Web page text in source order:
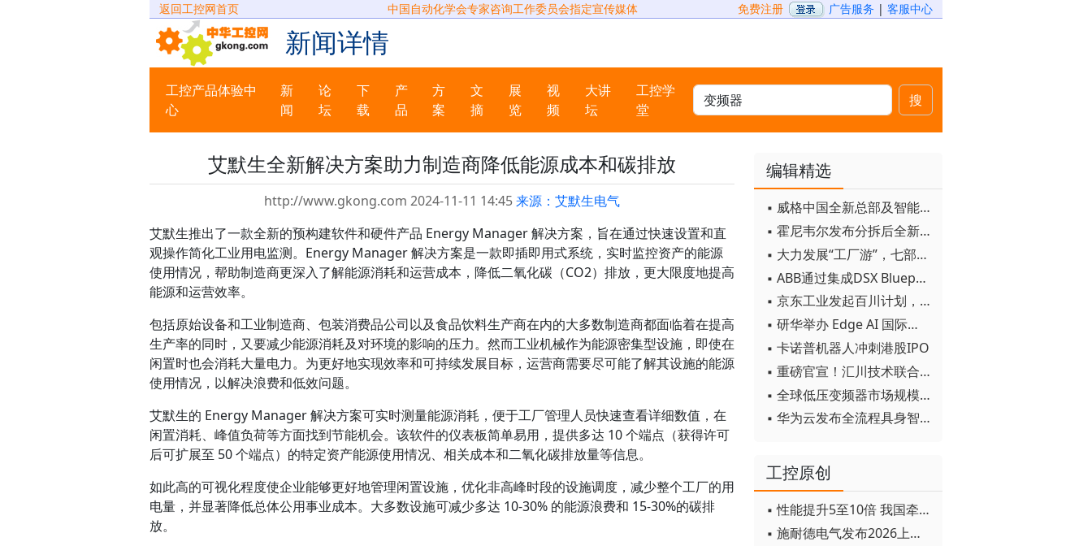
返回工控网首页 中国自动化学会专家咨询工作委员会指定宣传媒体 免费注册 广告服务 | 客服中心
新闻详情
工控产品体验中
心
新
闻
论
坛
下
载
产
品
方
案
文
摘
展
览
视
频
大讲
坛
工控学
堂
搜
艾默生全新解决方案助力制造商降低能源成本和碳排放
http://www.gkong.com 2024-11-11 14:45来源：艾默生电气
艾默生推出了一款全新的预构建软件和硬件产品 Energy Manager 解决方案，旨在通过快速设置和直
观操作简化工业用电监测。Energy Manager 解决方案是一款即插即用式系统，实时监控资产的能源
使用情况，帮助制造商更深入了解能源消耗和运营成本，降低二氧化碳（CO2）排放，更大限度地提高
能源和运营效率。
包括原始设备和工业制造商、包装消费品公司以及食品饮料生产商在内的大多数制造商都面临着在提高
生产率的同时，又要减少能源消耗及对环境的影响的压力。然而工业机械作为能源密集型设施，即使在
闲置时也会消耗大量电力。为更好地实现效率和可持续发展目标，运营商需要尽可能了解其设施的能源
使用情况，以解决浪费和低效问题。
艾默生的 Energy Manager 解决方案可实时测量能源消耗，便于工厂管理人员快速查看详细数值，在
闲置消耗、峰值负荷等方面找到节能机会。该软件的仪表板简单易用，提供多达 10 个端点（获得许可
后可扩展至 50 个端点）的特定资产能源使用情况、相关成本和二氧化碳排放量等信息。
如此高的可视化程度使企业能够更好地管理闲置设施，优化非高峰时段的设施调度，减少整个工厂的用
电量，并显著降低总体公用事业成本。大多数设施可减少多达 10-30% 的能源浪费和 15-30%的碳排
放。
编辑精选
▪ 威格中国全新总部及智能工厂启用
▪ 霍尼韦尔发布分拆后全新品牌：霍尼韦尔科技与霍尼韦尔航空航天
▪ 大力发展“工厂游”，七部门联合发文！
▪ ABB通过集成DSX Blueprint AI基础设施，扩大与英伟达的合作
▪ 京东工业发起百川计划， 构建工业大模型新生态
▪ 研华举办 Edge AI 国际论坛
▪ 卡诺普机器人冲刺港股IPO
▪ 重磅官宣！汇川技术联合发起 D12 联盟，开创产教融合新范式
▪ 全球低压变频器市场规模2030年将超170亿美元
▪ 华为云发布全流程具身智能开发平台CloudRobo
工控原创
▪ 性能提升5至10倍 我国牵头制定的WiTSnet工业以太网国际标准正式发布
▪ 施耐德电气发布2026上半年可持续发展成绩单 "Impact 2030"路线图开局稳健